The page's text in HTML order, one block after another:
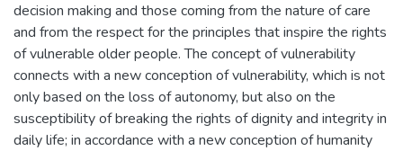
decision making and those coming from the nature of care
and from the respect for the principles that inspire the rights
of vulnerable older people. The concept of vulnerability
connects with a new conception of vulnerability, which is not
only based on the loss of autonomy, but also on the
susceptibility of breaking the rights of dignity and integrity in
daily life; in accordance with a new conception of humanity